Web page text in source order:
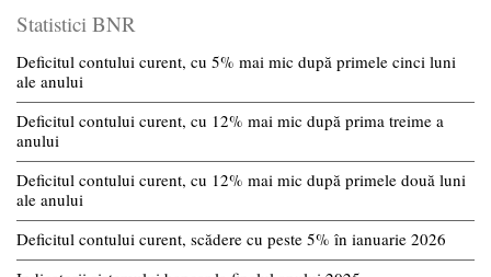
Statistici BNR
Deficitul contului curent, cu 5% mai mic după primele cinci luni
ale anului
Deficitul contului curent, cu 12% mai mic după prima treime a
anului
Deficitul contului curent, cu 12% mai mic după primele două luni
ale anului
Deficitul contului curent, scădere cu peste 5% în ianuarie 2026